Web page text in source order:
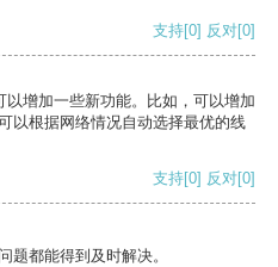
支持[0] 反对[0]
增加一些新功能。比如，可以增加
以根据网络情况自动选择最优的线
支持[0] 反对[0]
题都能得到及时解决。